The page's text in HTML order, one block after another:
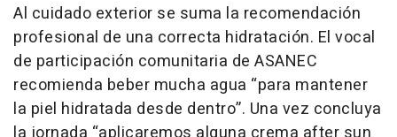
Al cuidado exterior se suma la recomendación
profesional de una correcta hidratación. El vocal
de participación comunitaria de ASANEC
recomienda beber mucha agua “para mantener
la piel hidratada desde dentro”. Una vez concluya